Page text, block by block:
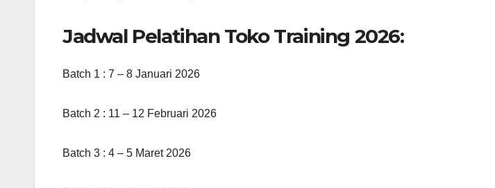
Jadwal Pelatihan Toko Training 2026:
Batch 1 : 7 – 8 Januari 2026
Batch 2 : 11 – 12 Februari 2026
Batch 3 : 4 – 5 Maret 2026